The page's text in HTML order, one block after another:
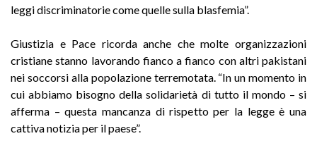
leggi discriminatorie come quelle sulla blasfemia”.
Giustizia e Pace ricorda anche che molte organizzazioni
cristiane stanno lavorando fianco a fianco con altri pakistani
nei soccorsi alla popolazione terremotata. “In un momento in
cui abbiamo bisogno della solidarietà di tutto il mondo – si
afferma – questa mancanza di rispetto per la legge è una
cattiva notizia per il paese”.